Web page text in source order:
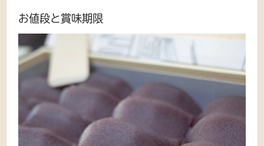
お値段と賞味期限